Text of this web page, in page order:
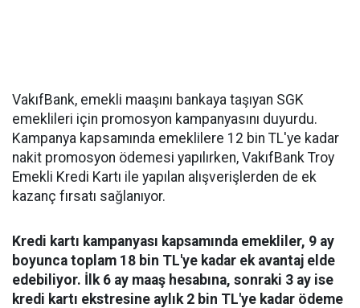
VakıfBank, emekli maaşını bankaya taşıyan SGK
emeklileri için promosyon kampanyasını duyurdu.
Kampanya kapsamında emeklilere 12 bin TL'ye kadar
nakit promosyon ödemesi yapılırken, VakıfBank Troy
Emekli Kredi Kartı ile yapılan alışverişlerden de ek
kazanç fırsatı sağlanıyor.
Kredi kartı kampanyası kapsamında emekliler, 9 ay
boyunca toplam 18 bin TL'ye kadar ek avantaj elde
edebiliyor. İlk 6 ay maaş hesabına, sonraki 3 ay ise
kredi kartı ekstresine aylık 2 bin TL'ye kadar ödeme